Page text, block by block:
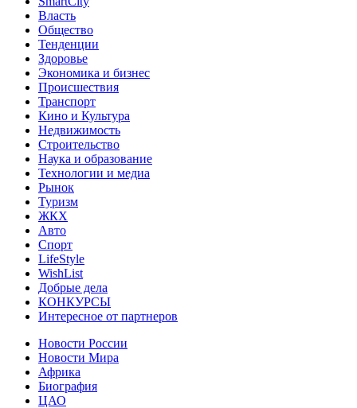
Власть
Общество
Тенденции
Здоровье
Экономика и бизнес
Происшествия
Транспорт
Кино и Культура
Недвижимость
Строительство
Наука и образование
Технологии и медиа
Рынок
Туризм
ЖКХ
Авто
Спорт
LifeStyle
WishList
Добрые дела
КОНКУРСЫ
Интересное от партнеров
Новости России
Новости Мира
Африка
Биография
ЦАО